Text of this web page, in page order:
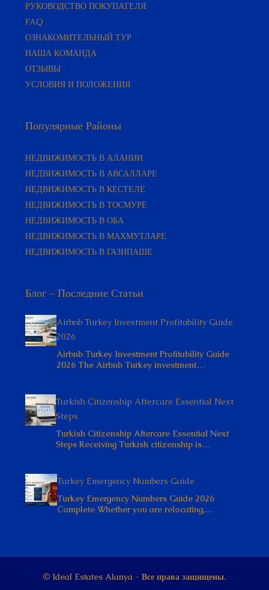
FAQ
ОЗНАКОМИТЕЛЬНЫЙ ТУР
НАША КОМАНДА
ОТЗЫВЫ
УСЛОВИЯ И ПОЛОЖЕНИЯ
НЕДВИЖИМОСТЬ В АВСАЛЛАРЕ
НЕДВИЖИМОСТЬ В КЕСТЕЛЕ
НЕДВИЖИМОСТЬ В ТОСМУРЕ
НЕДВИЖИМОСТЬ В ОБА
НЕДВИЖИМОСТЬ В МАХМУТЛАРЕ
НЕДВИЖИМОСТЬ В ГАЗИПАШЕ
2026
Airbnb Turkey Investment Profitability Guide
2026 The Airbnb Turkey investment…
Steps
Turkish Citizenship Aftercare Essential Next
Steps Receiving Turkish citizenship is…
Turkey Emergency Numbers Guide 2026
Complete Whether you are relocating,…